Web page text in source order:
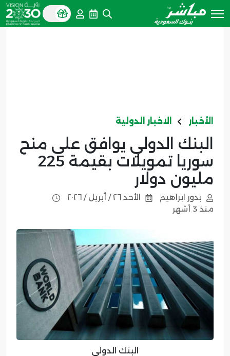
الأخبار الاخبار الدولية
البنك الدولي يوافق على منح
سوريا تمويلات بقيمة 225
مليون دولار
بدور ابراهيم
الأحد ٢٦ / أبريل / ٢٠٢٦
منذ 3 أشهر
البنك الدولي